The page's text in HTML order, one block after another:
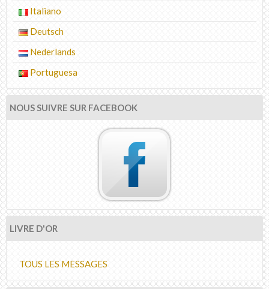
Italiano
Deutsch
Nederlands
Portuguesa
NOUS SUIVRE SUR FACEBOOK
LIVRE D'OR
TOUS LES MESSAGES